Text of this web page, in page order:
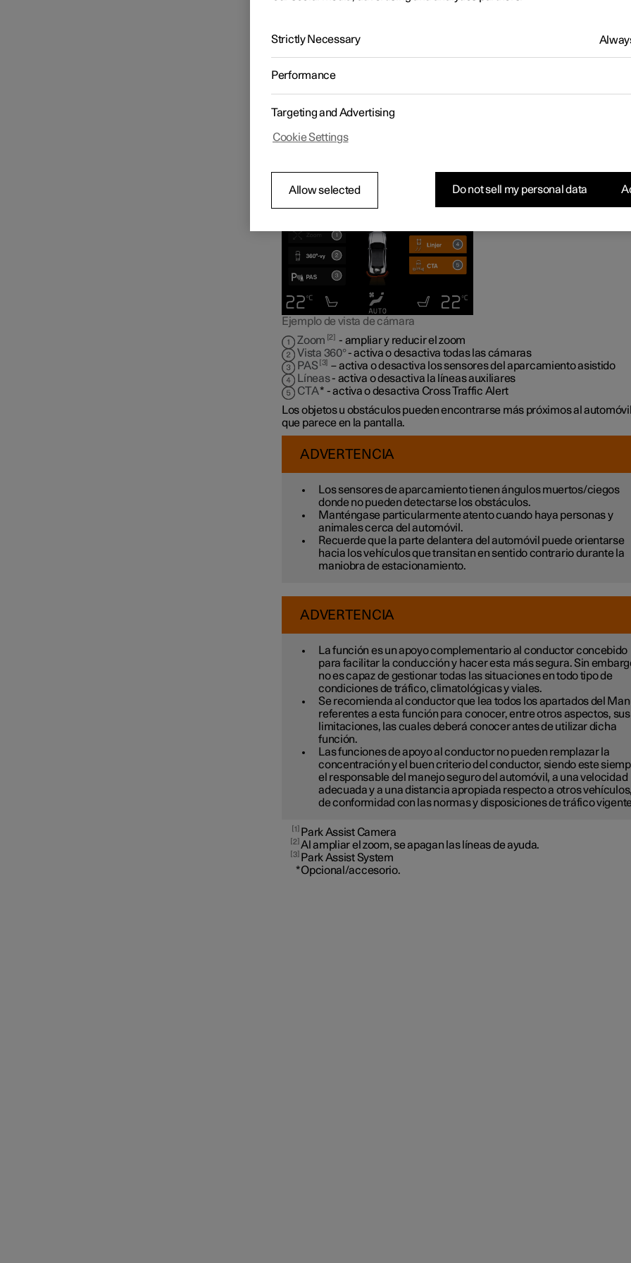
imagen de la cámara y un gráfico en la pantalla central.
automáticamente al seleccionar la marcha atrás o de forma manual a
la pantalla central.
Ejemplo de vista de cámara
Zoom 2
- ampliar y reducir el zoom
Vista 360°- activa o desactiva todas las cámaras
PAS 3
– activa o desactiva los sensores del aparcamiento asistido
Líneas- activa o desactiva la líneas auxiliares
CTA* - activa o desactiva Cross Traffic Alert
Los objetos u obstáculos pueden encontrarse más próximos al
que parece en la pantalla.
ADVERTENCIA
Los sensores de aparcamiento tienen ángulos muertos/ciegos
donde no pueden detectarse los obstáculos.
Manténgase particularmente atento cuando haya personas y
animales cerca del automóvil.
Recuerde que la parte delantera del automóvil puede orientarse
hacia los vehículos que transitan en sentido contrario durante la
maniobra de estacionamiento.
ADVERTENCIA
La función es un apoyo complementario al conductor concebido
para facilitar la conducción y hacer esta más segura. Sin
no es capaz de gestionar todas las situaciones en todo tipo de
condiciones de tráfico, climatológicas y viales.
Se recomienda al conductor que lea todos los apartados del
referentes a esta función para conocer, entre otros aspectos, sus
limitaciones, las cuales deberá conocer antes de utilizar dicha
función.
Las funciones de apoyo al conductor no pueden remplazar la
concentración y el buen criterio del conductor, siendo este
el responsable del manejo seguro del automóvil, a una velocidad
adecuada y a una distancia apropiada respecto a otros
de conformidad con las normas y disposiciones de tráfico
1 Park Assist Camera
2 Al ampliar el zoom, se apagan las líneas de ayuda.
3
Park Assist System
*Opcional/accesorio.
Strictly Necessary
Performance
Targeting and Advertising
Cookie Settings
Allow selected Do not sell my personal data